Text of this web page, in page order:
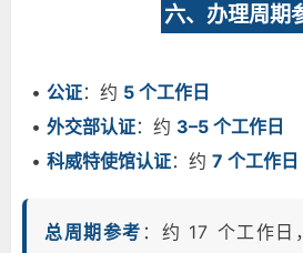
六、办理周期
• 公证：约 5 个工作日
• 外交部认证：约 3–5 个工作日
• 科威特使馆认证：约 7 个工作日
总周期参考 ：约 17 个工作日